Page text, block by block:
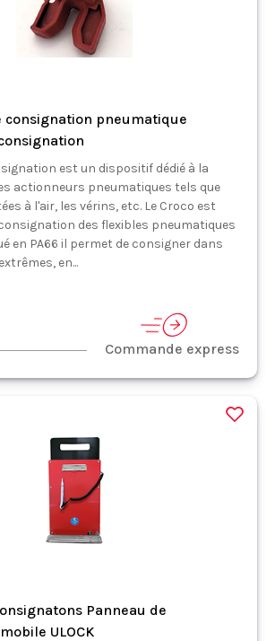
consignation pneumatique
est un dispositif dédié à la
actionneurs pneumatiques tels que
à l'air, les vérins, etc. Le Croco est
des flexibles pneumatiques
en PA66 il permet de consigner dans
en...
Commande express
Panneau de
ULOCK